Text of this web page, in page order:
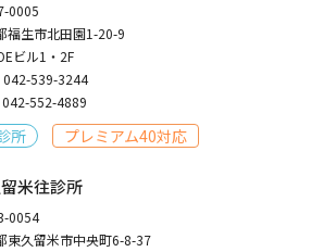
0005
福生市北田園1-20-9
ビル1・2F
042-539-3244
042-552-4889
所 プレミアム40対応
米往診所
0054
東久留米市中央町6-8-37